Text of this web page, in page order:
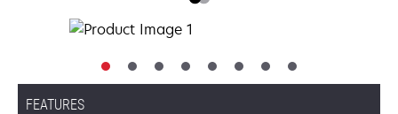
FEATURES